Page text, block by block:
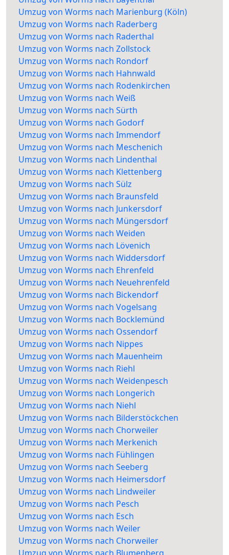
Umzug von Worms nach Marienburg (Köln)
Umzug von Worms nach Raderberg
Umzug von Worms nach Raderthal
Umzug von Worms nach Zollstock
Umzug von Worms nach Rondorf
Umzug von Worms nach Hahnwald
Umzug von Worms nach Rodenkirchen
Umzug von Worms nach Weiß
Umzug von Worms nach Sürth
Umzug von Worms nach Godorf
Umzug von Worms nach Immendorf
Umzug von Worms nach Meschenich
Umzug von Worms nach Lindenthal
Umzug von Worms nach Klettenberg
Umzug von Worms nach Sülz
Umzug von Worms nach Braunsfeld
Umzug von Worms nach Junkersdorf
Umzug von Worms nach Müngersdorf
Umzug von Worms nach Weiden
Umzug von Worms nach Lövenich
Umzug von Worms nach Widdersdorf
Umzug von Worms nach Ehrenfeld
Umzug von Worms nach Neuehrenfeld
Umzug von Worms nach Bickendorf
Umzug von Worms nach Vogelsang
Umzug von Worms nach Bocklemünd
Umzug von Worms nach Ossendorf
Umzug von Worms nach Nippes
Umzug von Worms nach Mauenheim
Umzug von Worms nach Riehl
Umzug von Worms nach Weidenpesch
Umzug von Worms nach Longerich
Umzug von Worms nach Niehl
Umzug von Worms nach Bilderstöckchen
Umzug von Worms nach Chorweiler
Umzug von Worms nach Merkenich
Umzug von Worms nach Fühlingen
Umzug von Worms nach Seeberg
Umzug von Worms nach Heimersdorf
Umzug von Worms nach Lindweiler
Umzug von Worms nach Pesch
Umzug von Worms nach Esch
Umzug von Worms nach Weiler
Umzug von Worms nach Chorweiler